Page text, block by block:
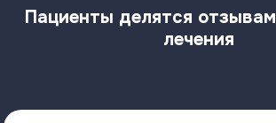
Пациенты делятся
лечения